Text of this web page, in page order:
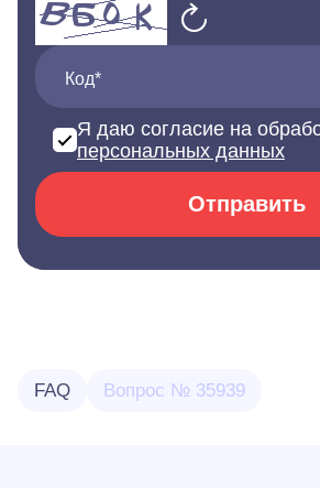
Код*
Я даю согласие на
персональных данных
Отправить
FAQ Вопрос № 35939